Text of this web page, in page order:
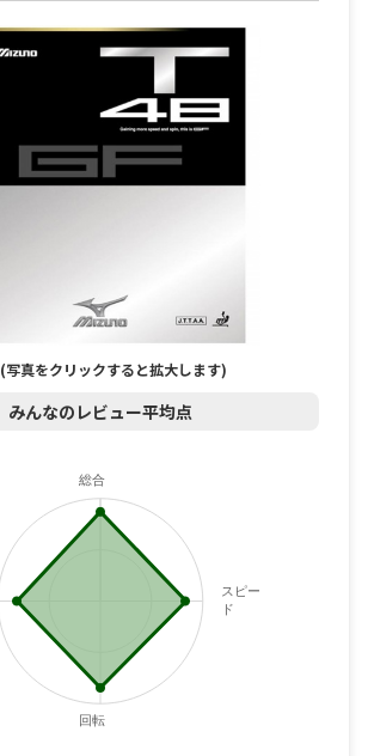
(写真をクリックすると拡大します)
みんなのレビュー平均点
総合
スピー
ド
回転